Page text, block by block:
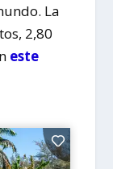
La
2,80
este